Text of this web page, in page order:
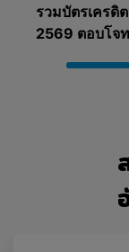
ข้อ 8 การช
ท่านตกลงอย่าง
จากค่าเสียหาย
เสีย ค่าเสียหาย
กำหนดและเงื่อ
ทรัพย์สินทางปัญ
(4) สิทธิเรียกร้
รวมบัตรเครดิ
2569 ตอบโจ